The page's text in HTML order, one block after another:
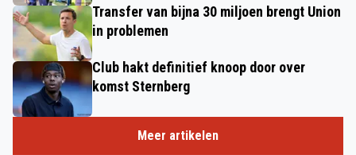
Transfer van bijna 30 miljoen brengt Union
in problemen
Club hakt definitief knoop door over
komst Sternberg
Meer artikelen